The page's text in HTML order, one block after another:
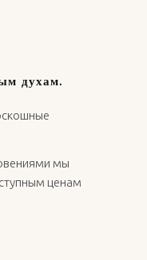
духам.
мы
ценам